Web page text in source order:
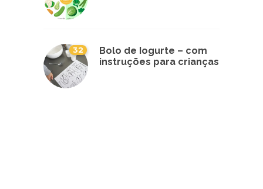
32
Bolo de Iogurte – com
instruções para crianças